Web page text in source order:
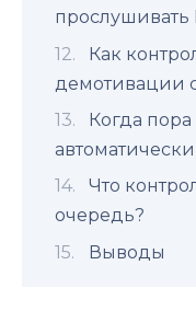
Как
демотивации
Когда
Что
очередь?
Выводы